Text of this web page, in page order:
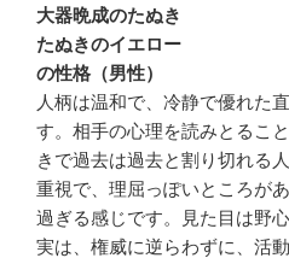
大器晩成のたぬき
たぬきのイエロー
の性格（男性）
人柄は温和で、冷静で優れた
す。相手の心理を読みとるこ
きで過去は過去と割り切れる
重視で、理屈っぽいところが
過ぎる感じです。見た目は野
実は、権威に逆らわずに、活